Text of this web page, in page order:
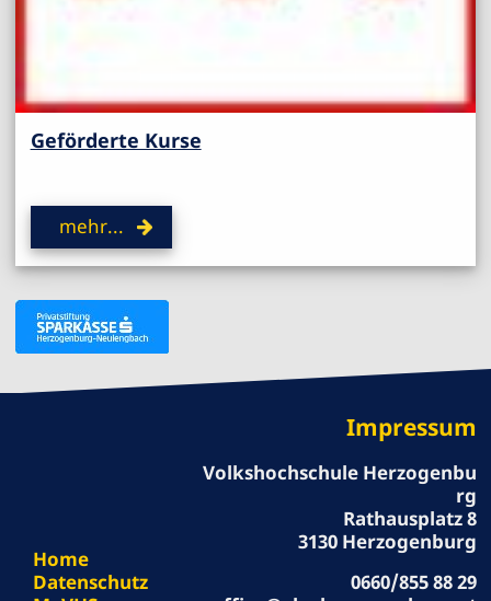
Geförderte Kurse
mehr...
Home
Datenschutz
Impressum
Volkshochschule Herzogenbu
rg
Rathausplatz 8
3130 Herzogenburg
0660/855 88 29